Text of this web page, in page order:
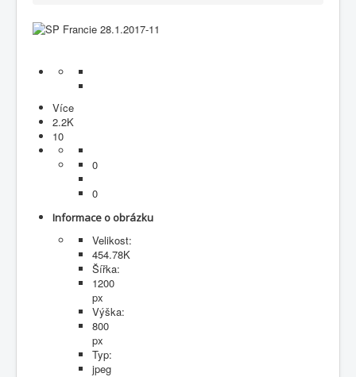
Kontakty
Výsledky
Videogalerie
Fotogalerie
Více
2.2K
10
0
0
Informace o obrázku
Velikost:
454.78K
Šířka:
1200
px
Výška:
800
px
Typ:
jpeg